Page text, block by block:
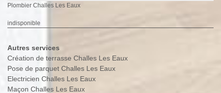
Plombier Challes Les Eaux
indisponible
Autres services
Création de terrasse Challes Les Eaux
Pose de parquet Challes Les Eaux
Electricien Challes Les Eaux
Maçon Challes Les Eaux